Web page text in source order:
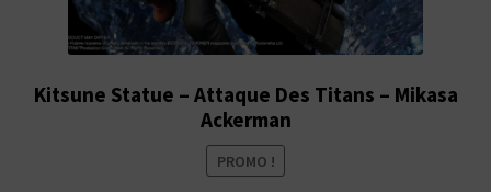
Kitsune Statue – Attaque Des Titans – Mikasa
Ackerman
PROMO !